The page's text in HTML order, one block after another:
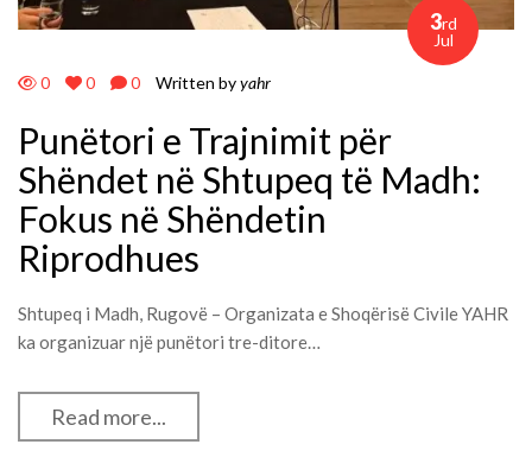
3rd
Jul
0 0 0 Written byyahr
Punëtori e Trajnimit për
Shëndet në Shtupeq të Madh:
Fokus në Shëndetin
Riprodhues
Shtupeq i Madh, Rugovë – Organizata e Shoqërisë Civile YAHR
ka organizuar një punëtori tre-ditore…
Read more...